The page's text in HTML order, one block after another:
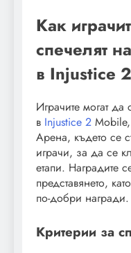
Как
спечелят
в Injustice
Играчите могат да
в Injustice 2 Mobile,
Арена, където се
играчи, за да се
етапи. Наградите
представянето,
по-добри награди.
Критерии за